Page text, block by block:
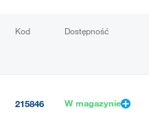
Kod Dostępność
215846 W magazynie